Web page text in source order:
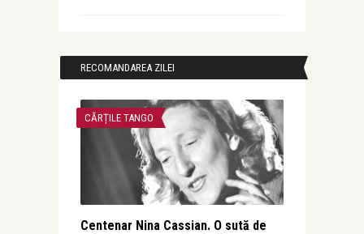
RECOMANDAREA ZILEI
CĂRȚILE TANGO
Centenar Nina Cassian. O sută de